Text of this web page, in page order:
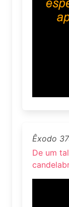
Êxodo
De um